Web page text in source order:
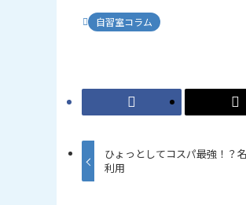
自習室コラム
ひょっとしてコスパ最強！？
利用